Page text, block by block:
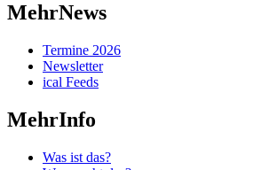
MehrNews
Termine 2026
Newsletter
ical Feeds
MehrInfo
Was ist das?